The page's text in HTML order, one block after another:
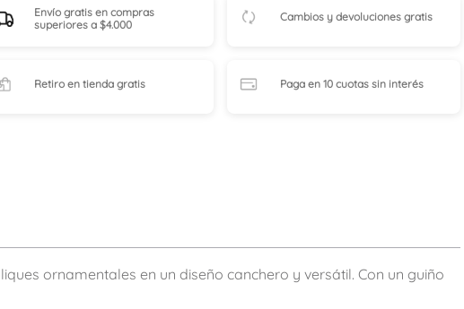
Envío gratis en compras
superiores a $4.000
Cambios y devoluciones gratis
Retiro en tienda gratis Paga en 10 cuotassin interés
ornamentales en un diseño canchero y versátil. Con un guiño